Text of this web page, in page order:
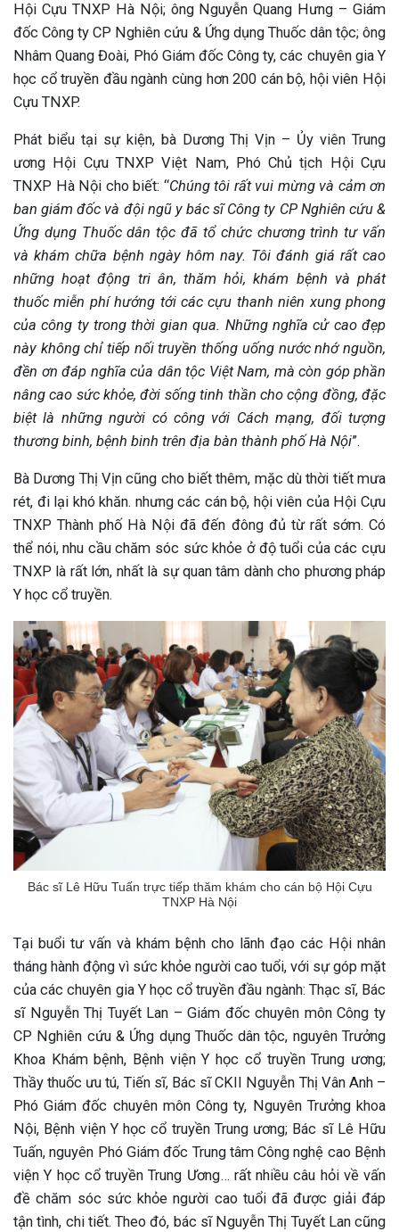
Sau Sinh Có Tự Khỏi
Thông Tin Cần Biết
sau sinh là tình trạng viêm da
phổ biến, khiến đôi bàn tay,
của chị em trở nên khô...
Hội Cựu TNXP Hà Nội; ông Nguyễn Quang Hưng – Giám
đốc Công ty CP Nghiên cứu & Ứng dụng Thuốc dân tộc; ông
Nhâm Quang Đoài, Phó Giám đốc Công ty, các chuyên gia Y
học cổ truyền đầu ngành cùng hơn 200 cán bộ, hội viên Hội
Cựu TNXP.
Phát biểu tại sự kiện, bà Dương Thị Vịn – Ủy viên Trung
ương Hội Cựu TNXP Việt Nam, Phó Chủ tịch Hội Cựu
TNXP Hà Nội cho biết: “Chúng tôi rất vui mừng và cảm ơn
ban giám đốc và đội ngũ y bác sĩ Công ty CP Nghiên cứu &
Ứng dụng Thuốc dân tộc đã tổ chức chương trình tư vấn
và khám chữa bệnh ngày hôm nay. Tôi đánh giá rất cao
những hoạt động tri ân, thăm hỏi, khám bệnh và phát
thuốc miễn phí hướng tới các cựu thanh niên xung phong
của công ty trong thời gian qua. Những nghĩa cử cao đẹp
này không chỉ tiếp nối truyền thống uống nước nhớ nguồn,
đền ơn đáp nghĩa của dân tộc Việt Nam, mà còn góp phần
nâng cao sức khỏe, đời sống tinh thần cho cộng đồng, đặc
biệt là những người có công với Cách mạng, đối tượng
thương binh, bệnh binh trên địa bàn thành phố Hà Nội”.
Bà Dương Thị Vịn cũng cho biết thêm, mặc dù thời tiết mưa
rét, đi lại khó khăn. nhưng các cán bộ, hội viên của Hội Cựu
TNXP Thành phố Hà Nội đã đến đông đủ từ rất sớm. Có
thể nói, nhu cầu chăm sóc sức khỏe ở độ tuổi của các cựu
TNXP là rất lớn, nhất là sự quan tâm dành cho phương pháp
Y học cổ truyền.
Bác sĩ Lê Hữu Tuấn trực tiếp thăm khám cho cán bộ Hội Cựu
TNXP Hà Nội
Tại buổi tư vấn và khám bệnh cho lãnh đạo các Hội nhân
tháng hành động vì sức khỏe người cao tuổi, với sự góp mặt
của các chuyên gia Y học cổ truyền đầu ngành: Thạc sĩ, Bác
sĩ Nguyễn Thị Tuyết Lan – Giám đốc chuyên môn Công ty
CP Nghiên cứu & Ứng dụng Thuốc dân tộc, nguyên Trưởng
Khoa Khám bệnh, Bệnh viện Y học cổ truyền Trung ương;
Thầy thuốc ưu tú, Tiến sĩ, Bác sĩ CKII Nguyễn Thị Vân Anh –
Phó Giám đốc chuyên môn Công ty, Nguyên Trưởng khoa
Nội, Bệnh viện Y học cổ truyền Trung ương; Bác sĩ Lê Hữu
Tuấn, nguyên Phó Giám đốc Trung tâm Công nghệ cao Bệnh
viện Y học cổ truyền Trung Ương… rất nhiều câu hỏi về vấn
đề chăm sóc sức khỏe người cao tuổi đã được giải đáp
tận tình, chi tiết. Theo đó, bác sĩ Nguyễn Thị Tuyết Lan cũng